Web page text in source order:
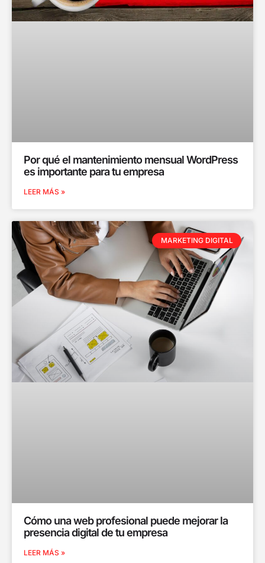
Por qué el mantenimiento mensual WordPress
es importante para tu empresa
LEER MÁS »
MARKETING DIGITAL
Cómo una web profesional puede mejorar la
presencia digital de tu empresa
LEER MÁS »